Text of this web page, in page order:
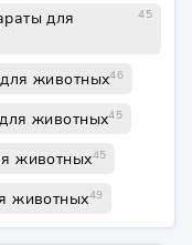
для
45
животных46
животных45
животных45
животных49